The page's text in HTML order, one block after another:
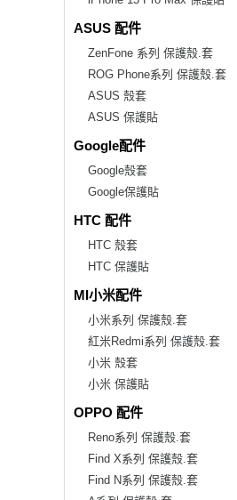
ASUS 配件
ZenFone 系列 保護殼.套
ROG Phone系列 保護殼.套
ASUS 殼套
ASUS 保護貼
Google配件
Google殼套
Google保護貼
HTC 配件
HTC 殼套
HTC 保護貼
MI小米配件
小米系列 保護殼.套
紅米Redmi系列 保護殼.套
小米 殼套
小米 保護貼
OPPO 配件
Reno系列 保護殼.套
Find X系列 保護殼.套
Find N系列 保護殼.套